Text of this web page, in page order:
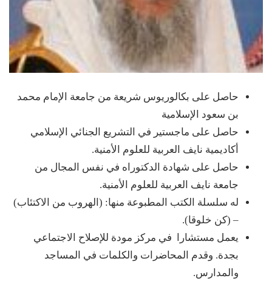
حاصل على بكالوريوس شريعة من جامعة الإمام محمد
بن سعود الإسلامية
حاصل على ماجستير في التشريع الجنائي الإسلامي
أكاديمية نايف العربية للعلوم الأمنية.
حاصل على شهادة الدكتوراه في نفس المجال من
جامعة نايف العربية للعلوم الأمنية.
له سلسلة الكتب المطبوعة منها: (الهروب من الاكتئاب)
– (كن خلوقا).
يعمل مستشارا في مركز مودة للإصلاح الاجتماعي
بجدة. وقدم المحاضرات والكلمات في المساجد
والمدارس.